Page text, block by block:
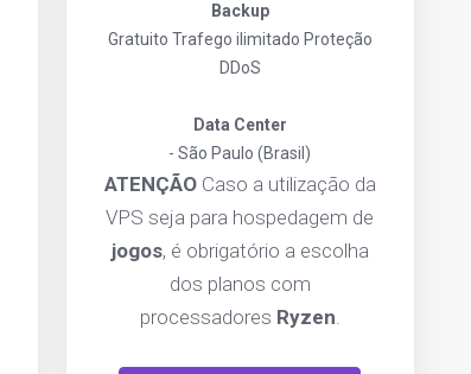
ATENÇÃOCaso a utilização da
VPS seja para hospedagem de
jogos, é obrigatório a escolha
dos planos com
processadores Ryzen.
Backup
Gratuito Trafego ilimitado Proteção
DDoS
Data Center
- São Paulo (Brasil)